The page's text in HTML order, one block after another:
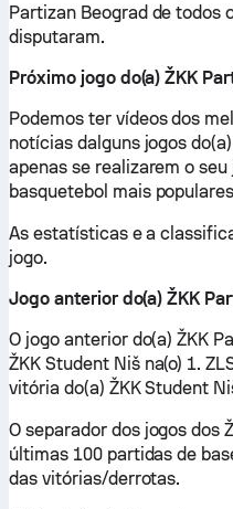
Partizan Beograd de todos
disputaram.
Próximo jogo do(a) ŽKK
Podemos ter vídeos dos
notícias dalguns jogos
apenas se realizarem o
basquetebol mais
As estatísticas e a
jogo.
Jogo anterior do(a) ŽKK
O jogo anterior do(a) ŽKK
ŽKK Student Niš na(o) 1.
vitória do(a) ŽKK Student
O separador dos jogos dos
últimas 100 partidas de
das vitórias/derrotas.